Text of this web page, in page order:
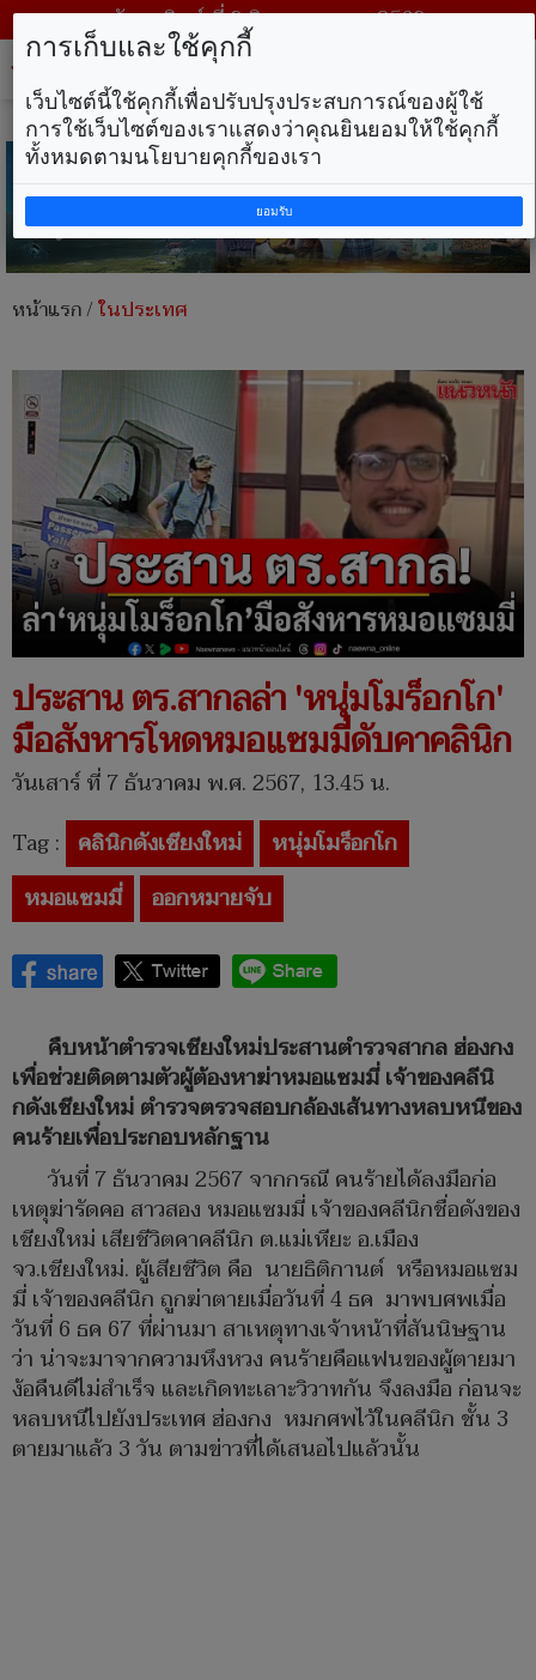
วันอาทิตย์ ที่ 9 สิงหาคม พ.ศ. 2569
หน้าแรก/ในประเทศ
ประสาน ตร.สากลล่า 'หนุ่มโมร็อกโก'
มือสังหารโหดหมอแซมมี่ดับคาคลินิก
วันเสาร์ ที่ 7 ธันวาคม พ.ศ. 2567, 13.45 น.
Tag : คลินิกดังเชียงใหม่
หนุ่มโมร็อกโก
หมอแซมมี่
ออกหมายจับ
คืบหน้าตำรวจเชียงใหม่ประสานตำรวจสากล ฮ่องกง
เพื่อช่วยติดตามตัวผู้ต้องหาฆ่าหมอแซมมี่ เจ้าของคลีนิ
กดังเชียงใหม่ ตำรวจตรวจสอบกล้องเส้นทางหลบหนีของ
คนร้ายเพื่อประกอบหลักฐาน
วันที่ 7 ธันวาคม 2567 จากกรณี คนร้ายได้ลงมือก่อ
เหตุฆ่ารัดคอ สาวสอง หมอแซมมี่ เจ้าของคลีนิกชื่อดังของ
เชียงใหม่ เสียชีวิตคาคลีนิก ต.แม่เหียะ อ.เมือง
จว.เชียงใหม่. ผู้เสียชีวิต คือ นายธิติกานต์ หรือหมอแซม
มี่ เจ้าของคลีนิก ถูกฆ่าตายเมื่อวันที่ 4 ธค มาพบศพเมื่อ
วันที่ 6 ธค 67 ที่ผ่านมา สาเหตุทางเจ้าหน้าที่สันนิษฐาน
ว่า น่าจะมาจากความหึงหวง คนร้ายคือแฟนของผู้ตายมา
ง้อคืนดีไม่สำเร็จ และเกิดทะเลาะวิวาทกัน จึงลงมือ ก่อนจะ
หลบหนีไปยังประเทศ ฮ่องกง หมกศพไว้ในคลีนิก ชั้น 3
ตายมาแล้ว 3 วัน ตามข่าวที่ได้เสนอไปแล้วนั้น
การเก็บและใช้คุกกี้
เว็บไซต์นี้ใช้คุกกี้เพื่อปรับปรุงประสบการณ์ของผู้ใช้
การใช้เว็บไซต์ของเราแสดงว่าคุณยินยอมให้ใช้คุกกี้
ทั้งหมดตามนโยบายคุกกี้ของเรา
ยอมรับ